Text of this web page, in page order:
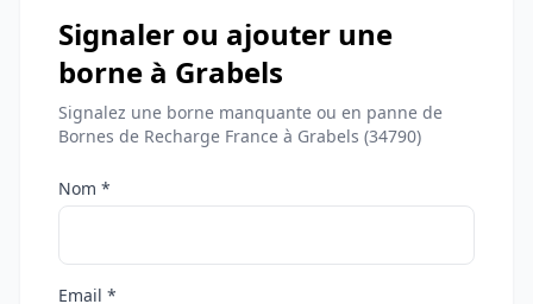
Signaler ou ajouter une
borne à Grabels
Signalez une borne manquante ou en panne de
Bornes de Recharge France à Grabels (34790)
Nom *
Email *